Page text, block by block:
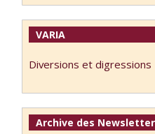
VARIA
Diversions et digressions
Archive des